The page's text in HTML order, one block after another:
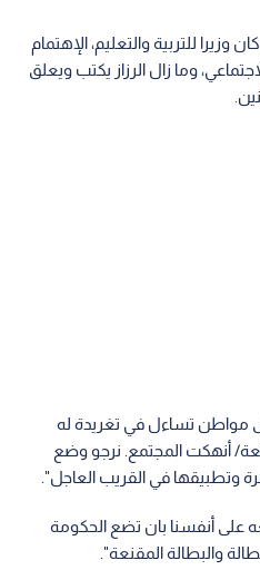
وزيرا للتربية والتعليم، الإهتمام
وما زال الرزاز يكتب ويعلق
مواطن تساءل في تغريدة له
أنهكت المجتمع. نرجو وضع
وتطبيقها في القريب العاجل".
على أنفسنا بان تضع الحكومة
والبطالة المقنعة".